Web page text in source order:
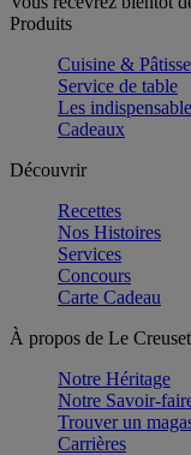
Produits
Cuisine &
Service de table
Les
Cadeaux
Découvrir
Recettes
Nos Histoires
Services
Concours
Carte Cadeau
À propos de Le Creuset
Notre Héritage
Notre Savoir-
Trouver un
Carrières